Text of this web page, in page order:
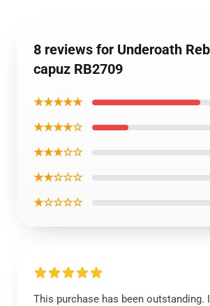
8 reviews for Underoath
capuz RB2709
★★★★★
★★★★☆
★★★☆☆
★★☆☆☆
★☆☆☆☆
This purchase has been outstanding.